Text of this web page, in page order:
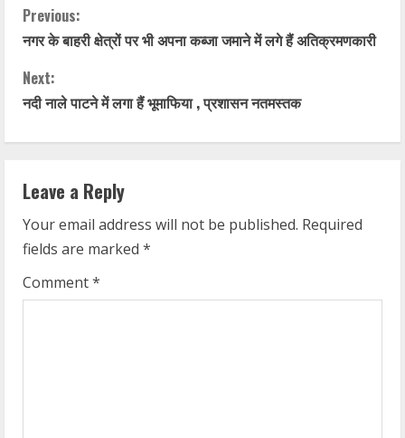
C
o
n
t
i
n
u
e
Previous:
नगर के बाहरी क्षेत्रों पर भी अपना कब्जा जमाने में लगे हैं अतिक्रमणकारी
Next:
नदी नाले पाटने में लगा हैं भूमाफिया , प्रशासन नतमस्तक
Leave a Reply
Your email address will not be published. Required
fields are marked *
Comment*